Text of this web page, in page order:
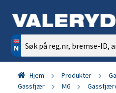
Søk
etter:
Hjem Produkter
Gassfjær
M6